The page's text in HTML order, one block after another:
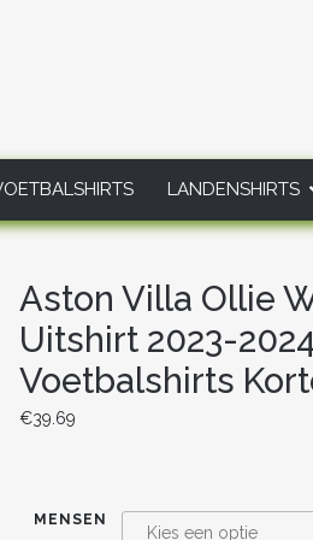
LANDENSHIRTS
Aston Villa Ollie
Uitshirt 2023-2024
Voetbalshirts
€39.69
MENSEN